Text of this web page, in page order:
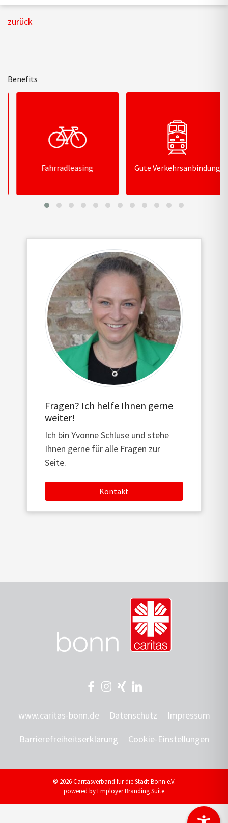
zurück
Benefits
Fahrradleasing Gute Verkehrsanbindung
Fragen? Ich helfe Ihnen gerne
weiter!
Ich bin Yvonne Schluse und stehe
Ihnen gerne für alle Fragen zur
Seite.
Kontakt
www.caritas-bonn.de Datenschutz Impressum
Barrierefreiheitserklärung Cookie-Einstellungen
© 2026 Caritasverband für die Stadt Bonn e.V.
powered byEmployer Branding Suite